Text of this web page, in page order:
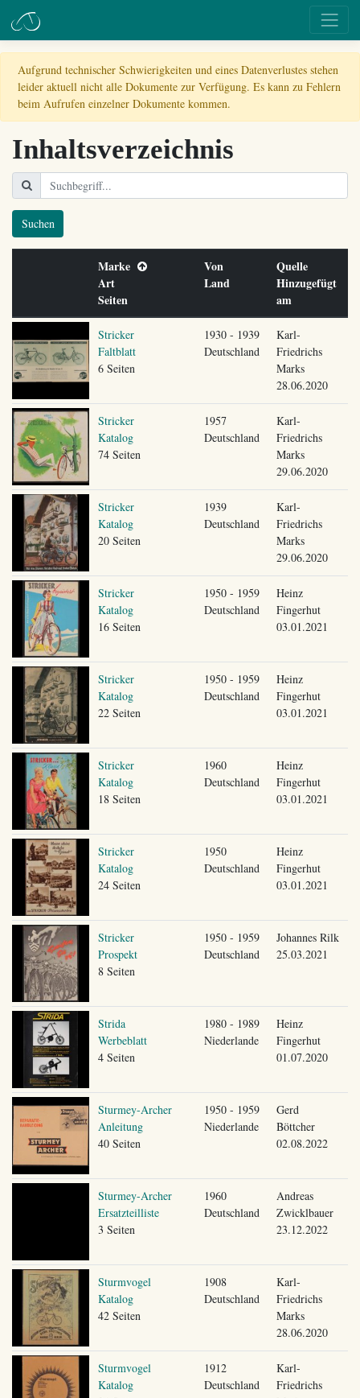
Aufgrund technischer Schwierigkeiten und eines Datenverlustes stehen
leider aktuell nicht alle Dokumente zur Verfügung. Es kann zu Fehlern
beim Aufrufen einzelner Dokumente kommen.
Inhaltsverzeichnis
Suchen
Marke
Art
Seiten
Von
Land
Quelle
Hinzugefügt
am
Stricker
Faltblatt
6 Seiten
1930 - 1939
Deutschland
Karl-
Friedrichs
Marks
28.06.2020
Stricker
Katalog
74 Seiten
1957
Deutschland
Karl-
Friedrichs
Marks
29.06.2020
Stricker
Katalog
20 Seiten
1939
Deutschland
Karl-
Friedrichs
Marks
29.06.2020
Stricker
Katalog
16 Seiten
1950 - 1959
Deutschland
Heinz
Fingerhut
03.01.2021
Stricker
Katalog
22 Seiten
1950 - 1959
Deutschland
Heinz
Fingerhut
03.01.2021
Stricker
Katalog
18 Seiten
1960
Deutschland
Heinz
Fingerhut
03.01.2021
Stricker
Katalog
24 Seiten
1950
Deutschland
Heinz
Fingerhut
03.01.2021
Stricker
Prospekt
8 Seiten
1950 - 1959
Deutschland
Johannes Rilk
25.03.2021
Strida
Werbeblatt
4 Seiten
1980 - 1989
Niederlande
Heinz
Fingerhut
01.07.2020
Sturmey-Archer
Anleitung
40 Seiten
1950 - 1959
Niederlande
Gerd
Böttcher
02.08.2022
Sturmey-Archer
Ersatzteilliste
3 Seiten
1960
Deutschland
Andreas
Zwicklbauer
23.12.2022
Sturmvogel
Katalog
42 Seiten
1908
Deutschland
Karl-
Friedrichs
Marks
28.06.2020
Sturmvogel
Katalog
1912
Deutschland
Karl-
Friedrichs